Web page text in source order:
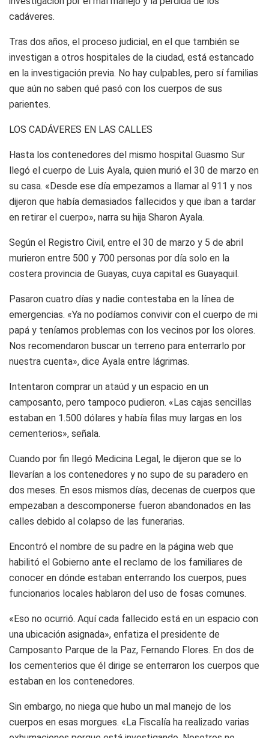
cadáveres.
Tras dos años, el proceso judicial, en el que también se
investigan a otros hospitales de la ciudad, está estancado
en la investigación previa. No hay culpables, pero sí familias
que aún no saben qué pasó con los cuerpos de sus
parientes.
LOS CADÁVERES EN LAS CALLES
Hasta los contenedores del mismo hospital Guasmo Sur
llegó el cuerpo de Luis Ayala, quien murió el 30 de marzo en
su casa. «Desde ese día empezamos a llamar al 911 y nos
dijeron que había demasiados fallecidos y que iban a tardar
en retirar el cuerpo», narra su hija Sharon Ayala.
Según el Registro Civil, entre el 30 de marzo y 5 de abril
murieron entre 500 y 700 personas por día solo en la
costera provincia de Guayas, cuya capital es Guayaquil.
Pasaron cuatro días y nadie contestaba en la línea de
emergencias. «Ya no podíamos convivir con el cuerpo de mi
papá y teníamos problemas con los vecinos por los olores.
Nos recomendaron buscar un terreno para enterrarlo por
nuestra cuenta», dice Ayala entre lágrimas.
Intentaron comprar un ataúd y un espacio en un
camposanto, pero tampoco pudieron. «Las cajas sencillas
estaban en 1.500 dólares y había filas muy largas en los
cementerios», señala.
Cuando por fin llegó Medicina Legal, le dijeron que se lo
llevarían a los contenedores y no supo de su paradero en
dos meses. En esos mismos días, decenas de cuerpos que
empezaban a descomponerse fueron abandonados en las
calles debido al colapso de las funerarias.
Encontró el nombre de su padre en la página web que
habilitó el Gobierno ante el reclamo de los familiares de
conocer en dónde estaban enterrando los cuerpos, pues
funcionarios locales hablaron del uso de fosas comunes.
«Eso no ocurrió. Aquí cada fallecido está en un espacio con
una ubicación asignada», enfatiza el presidente de
Camposanto Parque de la Paz, Fernando Flores. En dos de
los cementerios que él dirige se enterraron los cuerpos que
estaban en los contenedores.
Sin embargo, no niega que hubo un mal manejo de los
cuerpos en esas morgues. «La Fiscalía ha realizado varias